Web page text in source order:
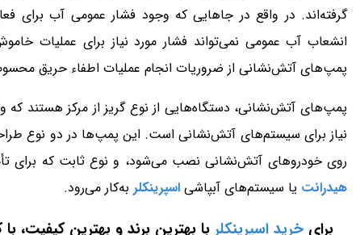
گرفته‌اند. در واقع در جاهایی که وجود فشار عمومی آب برای
انشعاب آب عمومی نمی‌تواند فشار مورد نیاز برای عملیات
پمپ‌های آتش‌نشانی از ضروریات انجام عملیات اطفاء حریق
پمپ‌های آتش‌نشانی، دستگاه‌هایی از نوع گریز از مرکز هستند که
نیاز برای سیستم‌های آتش‌نشانی است. این پمپ‌ها در دو نوع
روی خودروهای آتش‌نشانی نصب می‌شود، و نوع ثابت که برای
هیدرانت یا سیستم‌های آبپاشی اسپرینکلر به‌کار می‌رود.
برای خرید اسپرینکلر با بهترین برند و بهترین کیفیت،